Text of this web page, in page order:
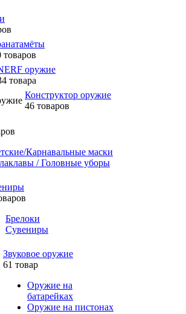
товаров
оружие
товара
Конструктор оружие
46 товаров
Карнавальные маски
/ Головные уборы
Брелоки
Сувениры
Звуковое оружие
61 товар
Оружие на
батарейках
Оружие на пистонах